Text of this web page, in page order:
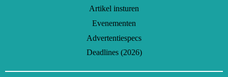
Artikel insturen
Evenementen
Advertentiespecs
Deadlines (2026)